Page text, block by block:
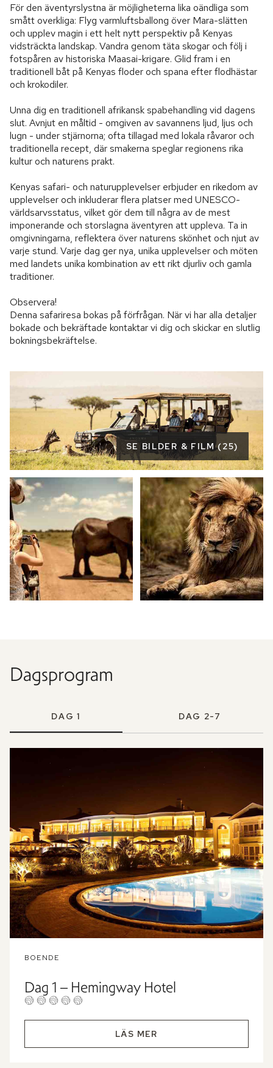
För den äventyrslystna är möjligheterna lika oändliga som
smått overkliga: Flyg varmluftsballong över Mara-slätten
och upplev magin i ett helt nytt perspektiv på Kenyas
vidsträckta landskap. Vandra genom täta skogar och följ i
fotspåren av historiska Maasai-krigare. Glid fram i en
traditionell båt på Kenyas floder och spana efter flodhästar
och krokodiler.
Unna dig en traditionell afrikansk spabehandling vid dagens
slut. Avnjut en måltid - omgiven av savannens ljud, ljus och
lugn - under stjärnorna; ofta tillagad med lokala råvaror och
traditionella recept, där smakerna speglar regionens rika
kultur och naturens prakt.
Kenyas safari- och naturupplevelser erbjuder en rikedom av
upplevelser och inkluderar flera platser med UNESCO-
världsarvsstatus, vilket gör dem till några av de mest
imponerande och storslagna äventyren att uppleva. Ta in
omgivningarna, reflektera över naturens skönhet och njut av
varje stund. Varje dag ger nya, unika upplevelser och möten
med landets unika kombination av ett rikt djurliv och gamla
traditioner.
Observera!
Denna safariresa bokas på förfrågan. När vi har alla detaljer
bokade och bekräftade kontaktar vi dig och skickar en slutlig
bokningsbekräftelse.
SE BILDER & FILM (25)
Dagsprogram
DAG 1 DAG 2-7
BOENDE
Dag 1 – Hemingway Hotel
LÄS MER